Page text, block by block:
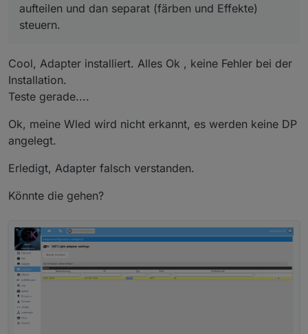
aufteilen und dan separat (färben und Effekte)
steuern.
Cool, Adapter installiert. Alles Ok , keine Fehler bei der
Installation.
Teste gerade....
Ok, meine Wled wird nicht erkannt, es werden keine DP
angelegt.
Erledigt, Adapter falsch verstanden.
Könnte die gehen?